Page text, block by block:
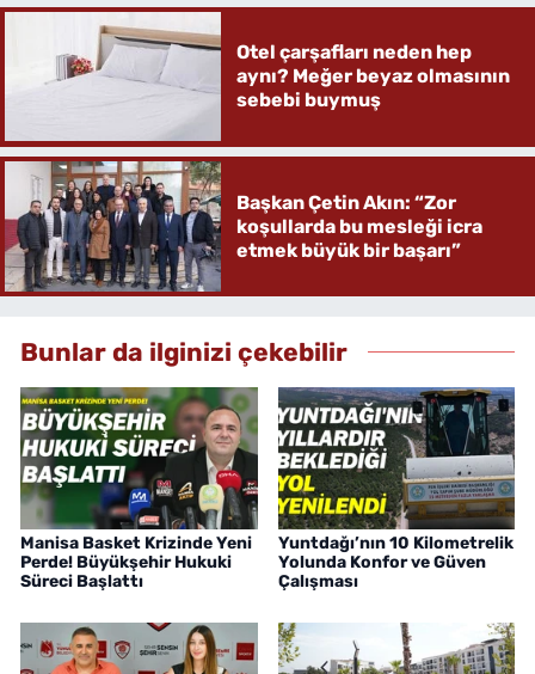
Otel çarşafları neden hep
aynı? Meğer beyaz olmasının
sebebi buymuş
Başkan Çetin Akın: “Zor
koşullarda bu mesleği icra
etmek büyük bir başarı”
Bunlar da ilginizi çekebilir
Manisa Basket Krizinde Yeni
Perde! Büyükşehir Hukuki
Süreci Başlattı
Yuntdağı’nın 10 Kilometrelik
Yolunda Konfor ve Güven
Çalışması